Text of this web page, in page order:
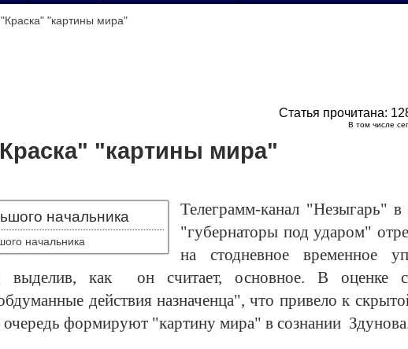
"картины мира"
Статья прочитана:
В том числе
"картины мира"
начальника
Телеграмм-канал "Незыгарь" в
"губернаторы под ударом"
на стодневное временное
выделив, как он считает, основное. В оценке
действия назначенца", что привело к
формируют "картину мира" в сознании